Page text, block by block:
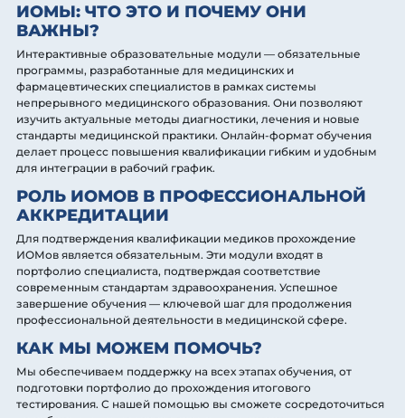
ИОМЫ: ЧТО ЭТО И ПОЧЕМУ ОНИ
ВАЖНЫ?
Интерактивные образовательные модули — обязательные
программы, разработанные для медицинских и
фармацевтических специалистов в рамках системы
непрерывного медицинского образования. Они позволяют
изучить актуальные методы диагностики, лечения и новые
стандарты медицинской практики. Онлайн-формат обучения
делает процесс повышения квалификации гибким и удобным
для интеграции в рабочий график.
РОЛЬ ИОМОВ В ПРОФЕССИОНАЛЬНОЙ
АККРЕДИТАЦИИ
Для подтверждения квалификации медиков прохождение
ИОМов является обязательным. Эти модули входят в
портфолио специалиста, подтверждая соответствие
современным стандартам здравоохранения. Успешное
завершение обучения — ключевой шаг для продолжения
профессиональной деятельности в медицинской сфере.
КАК МЫ МОЖЕМ ПОМОЧЬ?
Мы обеспечиваем поддержку на всех этапах обучения, от
подготовки портфолио до прохождения итогового
тестирования. С нашей помощью вы сможете сосредоточиться